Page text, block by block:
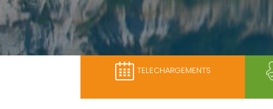
TELECHARGEMENTS